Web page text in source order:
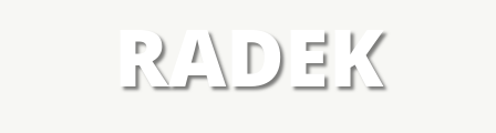
RADEK